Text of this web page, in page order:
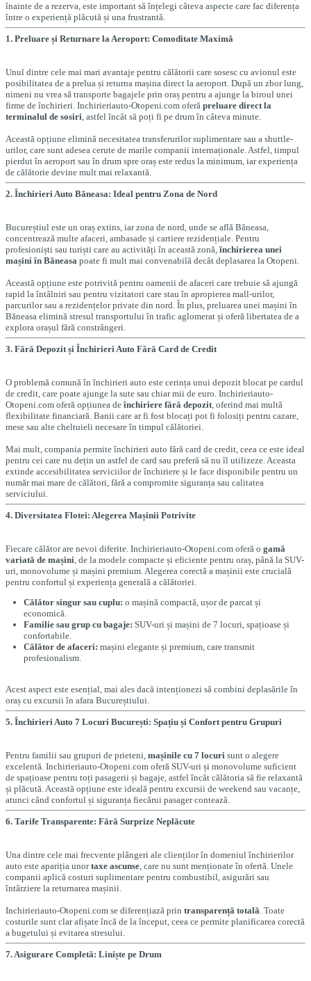
înainte de a rezerva, este important să înțelegi câteva aspecte care fac diferența
între o experiență plăcută și una frustrantă.
1. Preluare și Returnare la Aeroport: Comoditate Maximă
Unul dintre cele mai mari avantaje pentru călătorii care sosesc cu avionul este
posibilitatea de a prelua și returna mașina direct la aeroport. După un zbor lung,
nimeni nu vrea să transporte bagajele prin oraș pentru a ajunge la biroul unei
firme de închirieri. Inchirieriauto-Otopeni.com oferă preluare direct la
terminalul de sosiri , astfel încât să poți fi pe drum în câteva minute.
Această opțiune elimină necesitatea transferurilor suplimentare sau a shuttle-
urilor, care sunt adesea cerute de marile companii internaționale. Astfel, timpul
pierdut în aeroport sau în drum spre oraș este redus la minimum, iar experiența
de călătorie devine mult mai relaxantă.
2. Închirieri Auto Băneasa: Ideal pentru Zona de Nord
Bucureștiul este un oraș extins, iar zona de nord, unde se află Băneasa,
concentrează multe afaceri, ambasade și cartiere rezidențiale. Pentru
profesioniști sau turiști care au activități în această zonă, închirierea unei
mașini în Băneasa poate fi mult mai convenabilă decât deplasarea la Otopeni.
Această opțiune este potrivită pentru oamenii de afaceri care trebuie să ajungă
rapid la întâlniri sau pentru vizitatori care stau în apropierea mall-urilor,
parcurilor sau a rezidențelor private din nord. În plus, preluarea unei mașini în
Băneasa elimină stresul transportului în trafic aglomerat și oferă libertatea de a
explora orașul fără constrângeri.
3. Fără Depozit și Închirieri Auto Fără Card de Credit
O problemă comună în închirieri auto este cerința unui depozit blocat pe cardul
de credit, care poate ajunge la sute sau chiar mii de euro. Inchirieriauto-
Otopeni.com oferă opțiunea de închiriere fără depozit , oferind mai multă
flexibilitate financiară. Banii care ar fi fost blocați pot fi folosiți pentru cazare,
mese sau alte cheltuieli necesare în timpul călătoriei.
Mai mult, compania permite închirieri auto fără card de credit, ceea ce este ideal
pentru cei care nu dețin un astfel de card sau preferă să nu îl utilizeze. Aceasta
extinde accesibilitatea serviciilor de închiriere și le face disponibile pentru un
număr mai mare de călători, fără a compromite siguranța sau calitatea
serviciului.
4. Diversitatea Flotei: Alegerea Mașinii Potrivite
Fiecare călător are nevoi diferite. Inchirieriauto-Otopeni.com oferă o gamă
variată de mașini , de la modele compacte și eficiente pentru oraș, până la SUV-
uri, monovolume și mașini premium. Alegerea corectă a mașinii este crucială
pentru confortul și experiența generală a călătoriei.
Călător singur sau cuplu: o mașină compactă, ușor de parcat și
economică.
Familie sau grup cu bagaje: SUV-uri și mașini de 7 locuri, spațioase și
confortabile.
Călător de afaceri: mașini elegante și premium, care transmit
profesionalism.
Acest aspect este esențial, mai ales dacă intenționezi să combini deplasările în
oraș cu excursii în afara Bucureștiului.
5. Închirieri Auto 7 Locuri București: Spațiu și Confort pentru Grupuri
Pentru familii sau grupuri de prieteni, mașinile cu 7 locuri sunt o alegere
excelentă. Inchirieriauto-Otopeni.com oferă SUV-uri și monovolume suficient
de spațioase pentru toți pasagerii și bagaje, astfel încât călătoria să fie relaxantă
și plăcută. Această opțiune este ideală pentru excursii de weekend sau vacanțe,
atunci când confortul și siguranța fiecărui pasager contează.
6. Tarife Transparente: Fără Surprize Neplăcute
Una dintre cele mai frecvente plângeri ale clienților în domeniul închirierilor
auto este apariția unortaxe ascunse , care nu sunt menționate în ofertă. Unele
companii aplică costuri suplimentare pentru combustibil, asigurări sau
întârziere la returnarea mașinii.
Inchirieriauto-Otopeni.com se diferențiază prin transparență totală . Toate
costurile sunt clar afișate încă de la început, ceea ce permite planificarea corectă
a bugetului și evitarea stresului.
7. Asigurare Completă: Liniște pe Drum